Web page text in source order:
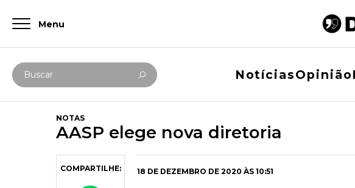
Menu
Digite abaixo sua busca
Buscar
NotíciasOpinião
NOTAS
AASP elege nova diretoria
COMPARTILHE: 18 DE DEZEMBRO DE 2020 ÀS 10:51